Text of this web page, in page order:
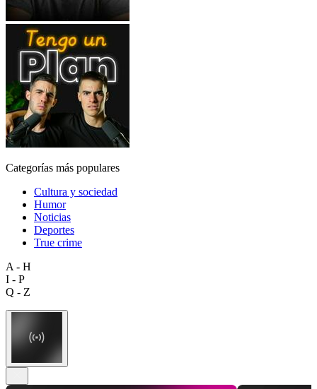
Categorías más populares
Cultura y sociedad
Humor
Noticias
Deportes
True crime
A - H
I - P
Q - Z